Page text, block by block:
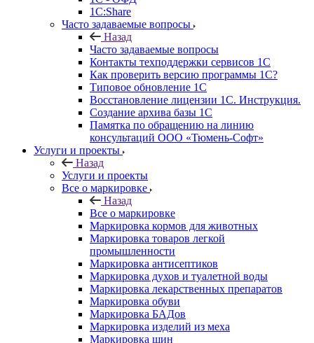
1С:Share
Часто задаваемые вопросы
Назад
Часто задаваемые вопросы
Контакты техподдержки сервисов 1С
Как проверить версию программы 1С?
Типовое обновление 1С
Восстановление лицензии 1С. Инструкция.
Создание архива базы 1С
Памятка по обращению на линию
консультаций ООО «Тюмень-Софт»
Услуги и проекты
Назад
Услуги и проекты
Все о маркировке
Назад
Все о маркировке
Маркировка кормов для животных
Маркировка товаров легкой
промышленности
Маркировка антисептиков
Маркировка духов и туалетной воды
Маркировка лекарственных препаратов
Маркировка обуви
Маркировка БАДов
Маркировка изделий из меха
Маркировка шин